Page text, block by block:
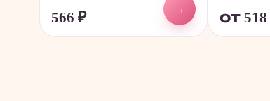
566 ₽
→
от 518